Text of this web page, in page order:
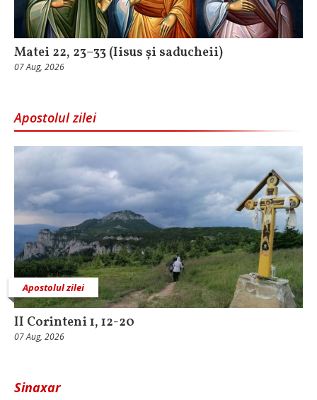
Matei 22, 23–33 (Iisus și saducheii)
07 Aug, 2026
Apostolul zilei
Apostolul zilei
II Corinteni 1, 12-20
07 Aug, 2026
Sinaxar